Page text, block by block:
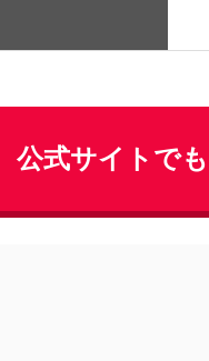
公式サイトで